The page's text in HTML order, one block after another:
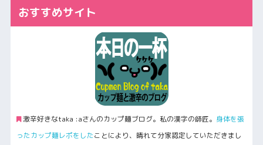
おすすめサイト
激辛好きなtaka :aさんのカップ麺ブログ。私の漢字の師匠。 身体を張
ったカップ麺レポをしたことにより、晴れて分家認定していただきまし